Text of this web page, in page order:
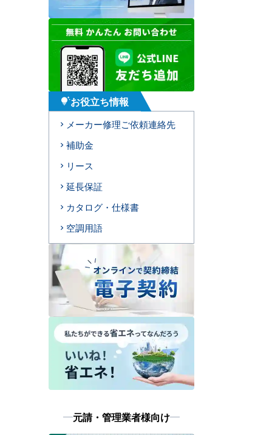
tips_and_updatesお役立ち情報
メーカー修理ご依頼連絡先
補助金
リース
延長保証
カタログ・仕様書
空調用語
元請・管理業者様向け